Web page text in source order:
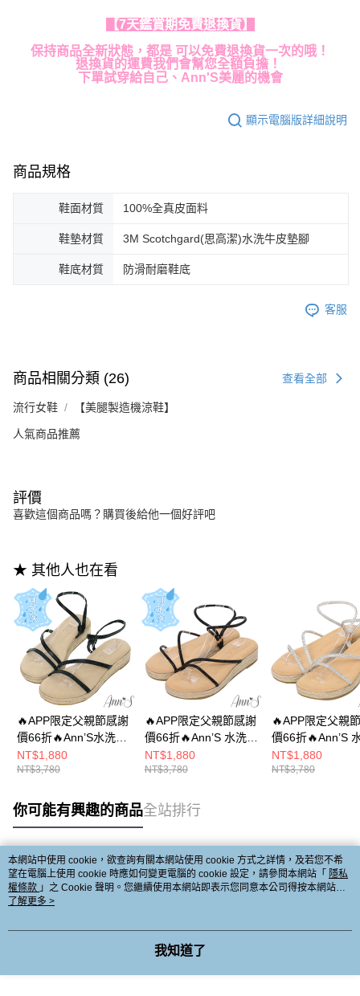
【7天鑑賞期免費退換貨】
保持商品全新狀態，都是 可以免費退換貨一次的哦！
退換貨的運費我們會幫您全額負擔！
下單試穿給自己、Ann'S美麗的機會
顯示電腦版詳細說明
商品規格
鞋面材質 100%全真皮面料
鞋墊材質 3M Scotchgard(思高潔)水洗牛皮墊腳
鞋底材質 防滑耐磨鞋底
客服
商品相關分類 (26) 查看全部
流行女鞋 【美腿製造機涼鞋】
人氣商品推薦
評價
喜歡這個商品嗎？購買後給他一個好評吧
★ 其他人也在看
🔥APP限定父親節感謝
價66折🔥Ann’S水洗牛
皮-3cm小心機厚底！
「牛皮真皮時髦弧線細
NT$1,880
NT$3,780
🔥APP限定父親節感謝
價66折🔥Ann’S 水洗牛
皮-3cm小心機厚底！
「訂製水鑽美型弧線細
NT$1,880
NT$3,780
🔥APP限定父親
價66折🔥Ann’S
皮-3cm小心機厚
「訂製水鑽美型
NT$1,880
NT$3,780
你可能有興趣的商品全站排行
熱門標籤
本網站中使用 cookie，欲查詢有關本網站使用 cookie 方式之詳情，及若您不希
望在電腦上使用 cookie 時應如何變更電腦的 cookie 設定，請參閱本網站「 隱私
權條款 」之 Cookie 聲明。您繼續使用本網站即表示您同意本公司得按本網站使
用條款之 Cookie 聲明使用 cookie。
了解更多 >
我知道了